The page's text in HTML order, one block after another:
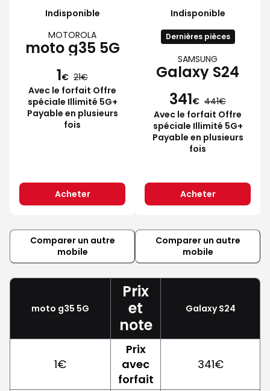
Indisponible
MOTOROLA
moto g35 5G
1€ 21
Avec le forfait Offre
spéciale Illimité 5G+
Payable en plusieurs
fois
Acheter
Indisponible
Dernières pièces
SAMSUNG
Galaxy S24
341€ 441
Avec le forfait Offre
spéciale Illimité 5G+
Payable en plusieurs
fois
Acheter
Comparer un autre
mobile
Comparer un autre
mobile
moto g35 5G
Prix
et
note
Galaxy S24
1€
Prix
avec
forfait
341€